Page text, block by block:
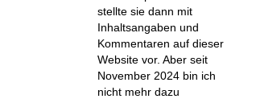
stellte sie dann mit
Inhaltsangaben und
Kommentaren auf dieser
Website vor. Aber seit
November 2024 bin ich
nicht mehr dazu